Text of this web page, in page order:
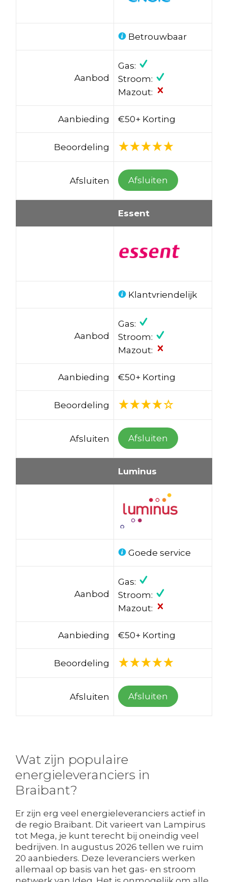
Betrouwbaar
Aanbod
Gas:
Stroom:
Mazout:
Aanbieding €50+ Korting
Beoordeling
Afsluiten Afsluiten
Essent
Klantvriendelijk
Aanbod
Gas:
Stroom:
Mazout:
Aanbieding €50+ Korting
Beoordeling
Afsluiten Afsluiten
Luminus
Goede service
Aanbod
Gas:
Stroom:
Mazout:
Aanbieding €50+ Korting
Beoordeling
Afsluiten Afsluiten
Wat zijn populaire
energieleveranciers in
Braibant?
Er zijn erg veel energieleveranciers actief in
de regio Braibant. Dit varieert van Lampirus
tot Mega, je kunt terecht bij oneindig veel
bedrijven. In augustus 2026 tellen we ruim
20 aanbieders. Deze leveranciers werken
allemaal op basis van het gas- en stroom